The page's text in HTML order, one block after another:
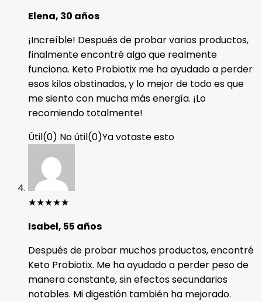
Elena, 30 años
¡Increíble! Después de probar varios productos,
finalmente encontré algo que realmente
funciona. Keto Probiotix me ha ayudado a perder
esos kilos obstinados, y lo mejor de todo es que
me siento con mucha más energía. ¡Lo
recomiendo totalmente!
Útil(0) No útil(0)Ya votaste esto
★★★★★
Isabel, 55 años
Después de probar muchos productos, encontré
Keto Probiotix. Me ha ayudado a perder peso de
manera constante, sin efectos secundarios
notables. Mi digestión también ha mejorado.